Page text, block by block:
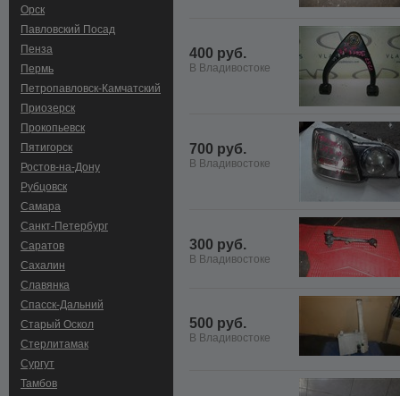
Орск
Павловский Посад
Пенза
Пермь
Петропавловск-Камчатский
Приозерск
Прокопьевск
Пятигорск
Ростов-на-Дону
Рубцовск
Самара
Санкт-Петербург
Саратов
Сахалин
Славянка
Спасск-Дальний
Старый Оскол
Стерлитамак
Сургут
Тамбов
400 руб.
В Владивостоке
700 руб.
В Владивостоке
300 руб.
В Владивостоке
500 руб.
В Владивостоке